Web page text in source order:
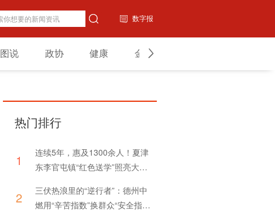
数字报
图说 政协 健康 金融
热门排行
1
连续5年，惠及1300余人！夏津
东李官屯镇“红色送学”照亮大学
2
三伏热浪里的“逆行者”：德州中
燃用“辛苦指数”换群众“安全指